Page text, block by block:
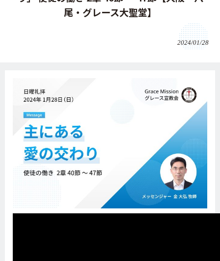
尾・グレース大聖堂】
2024/01/28